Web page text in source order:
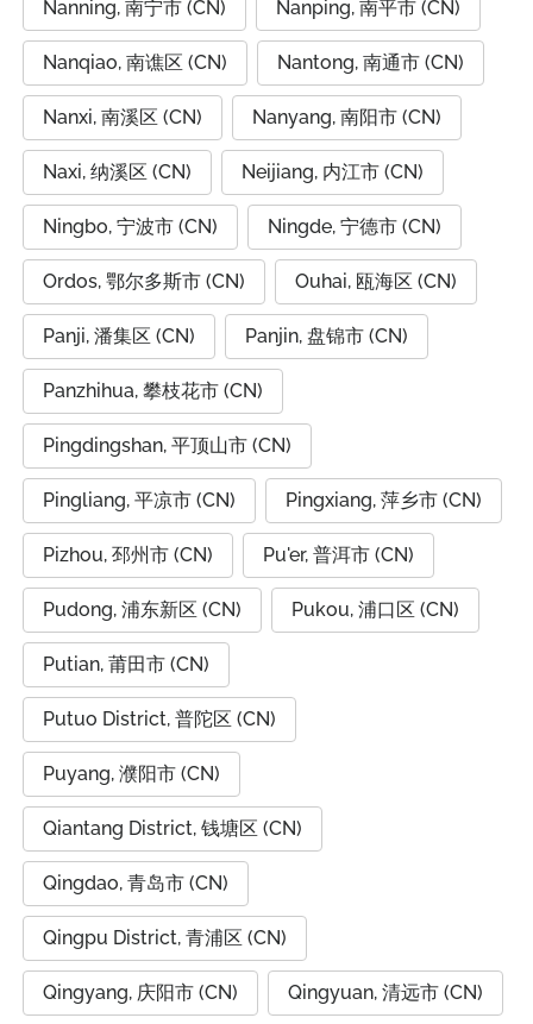
Nanning, 南宁市 (CN) Nanping, 南平市 (CN)
Nanqiao, 南谯区 (CN) Nantong, 南通市 (CN)
Nanxi, 南溪区 (CN) Nanyang, 南阳市 (CN)
Naxi, 纳溪区 (CN) Neijiang, 内江市 (CN)
Ningbo, 宁波市 (CN) Ningde, 宁德市 (CN)
Ordos, 鄂尔多斯市 (CN) Ouhai, 瓯海区 (CN)
Panji, 潘集区 (CN) Panjin, 盘锦市 (CN)
Panzhihua, 攀枝花市 (CN)
Pingdingshan, 平顶山市 (CN)
Pingliang, 平凉市 (CN) Pingxiang, 萍乡市 (CN)
Pizhou, 邳州市 (CN) Pu'er, 普洱市 (CN)
Pudong, 浦东新区 (CN) Pukou, 浦口区 (CN)
Putian, 莆田市 (CN)
Putuo District, 普陀区 (CN)
Puyang, 濮阳市 (CN)
Qiantang District, 钱塘区 (CN)
Qingdao, 青岛市 (CN)
Qingpu District, 青浦区 (CN)
Qingyang, 庆阳市 (CN) Qingyuan, 清远市 (CN)